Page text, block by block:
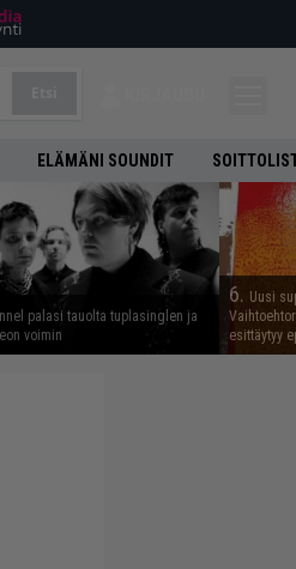
ELÄMÄNI SOUNDIT
palasi tauolta tuplasinglen ja
voimin
6. Uusi
esittäytyy